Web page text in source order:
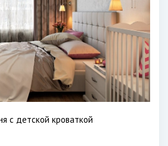
с детской кроваткой